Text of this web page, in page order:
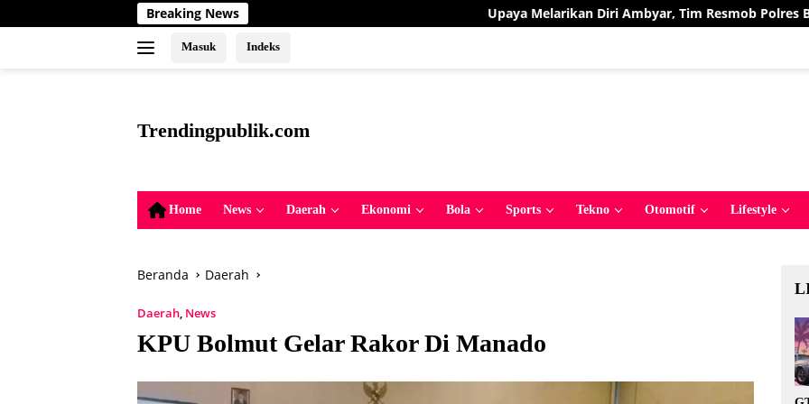
ke
Breaking News Upaya Melarikan Diri Ambyar, Tim Resmob Polres Bolmut Bekuk Pelaku
Masuk Indeks
Trendingpublik.com
Terbaru,Terkini
dan
Terpercaya
Home News Daerah Ekonomi Bola Sports Tekno Otomotif Lifestyle
Beranda Daerah
Daerah, News
KPU Bolmut Gelar Rakor Di Manado